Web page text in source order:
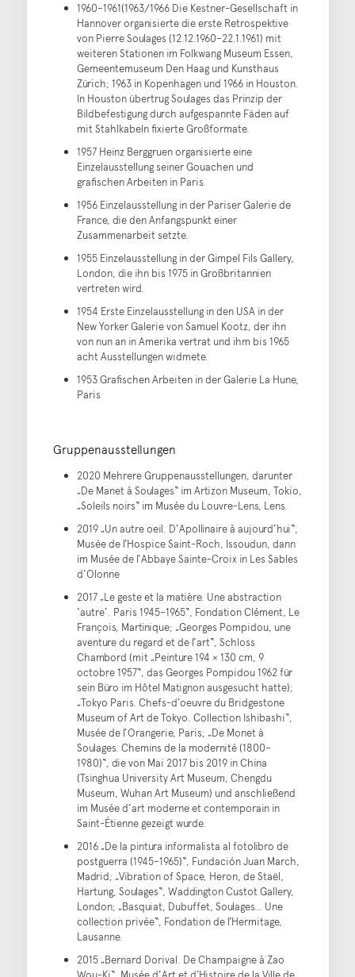
1960–1961(1963/1966 Die Kestner-Gesellschaft in
Hannover organisierte die erste Retrospektive
von Pierre Soulages (12.12.1960–22.1.1961) mit
weiteren Stationen im Folkwang Museum Essen,
Gemeentemuseum Den Haag und Kunsthaus
Zürich; 1963 in Kopenhagen und 1966 in Houston.
In Houston übertrug Soulages das Prinzip der
Bildbefestigung durch aufgespannte Fäden auf
mit Stahlkabeln fixierte Großformate.
1957 Heinz Berggruen organisierte eine
Einzelausstellung seiner Gouachen und
grafischen Arbeiten in Paris.
1956 Einzelausstellung in der Pariser Galerie de
France, die den Anfangspunkt einer
Zusammenarbeit setzte.
1955 Einzelausstellung in der Gimpel Fils Gallery,
London, die ihn bis 1975 in Großbritannien
vertreten wird.
1954 Erste Einzelausstellung in den USA in der
New Yorker Galerie von Samuel Kootz, der ihn
von nun an in Amerika vertrat und ihm bis 1965
acht Ausstellungen widmete.
1953 Grafischen Arbeiten in der Galerie La Hune,
Paris
Gruppenausstellungen
2020 Mehrere Gruppenausstellungen, darunter
„De Manet à Soulages“ im Artizon Museum, Tokio,
„Soleils noirs“ im Musée du Louvre-Lens, Lens.
2019 „Un autre oeil. D’Apollinaire à aujourd’hui“,
Musée de l’Hospice Saint-Roch, Issoudun, dann
im Musée de l’Abbaye Sainte-Croix in Les Sables
d’Olonne
2017 „Le geste et la matière. Une abstraction
‘autre’. Paris 1945–1965“, Fondation Clément, Le
François, Martinique; „Georges Pompidou, une
aventure du regard et de l’art“, Schloss
Chambord (mit „Peinture 194 × 130 cm, 9
octobre 1957“, das Georges Pompidou 1962 für
sein Büro im Hôtel Matignon ausgesucht hatte);
„Tokyo Paris. Chefs-d’oeuvre du Bridgestone
Museum of Art de Tokyo. Collection Ishibashi“,
Musée de l’Orangerie, Paris; „De Monet à
Soulages. Chemins de la modernité (1800–
1980)“, die von Mai 2017 bis 2019 in China
(Tsinghua University Art Museum, Chengdu
Museum, Wuhan Art Museum) und anschließend
im Musée d’art moderne et contemporain in
Saint-Étienne gezeigt wurde.
2016 „De la pintura informalista al fotolibro de
postguerra (1945–1965)“, Fundación Juan March,
Madrid; „Vibration of Space, Heron, de Staël,
Hartung, Soulages“, Waddington Custot Gallery,
London; „Basquiat, Dubuffet, Soulages… Une
collection privée“, Fondation de l’Hermitage,
Lausanne.
2015 „Bernard Dorival. De Champaigne à Zao